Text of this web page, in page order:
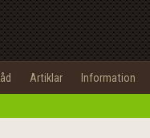
Artiklar Information
integritetspolicy
Namn:
Epost:
Begär nytt